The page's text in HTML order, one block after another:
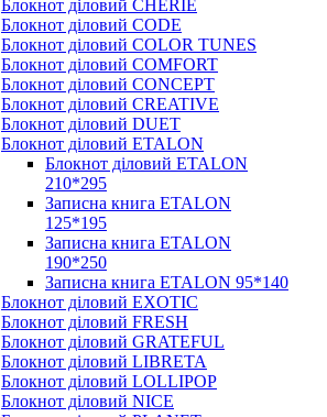
Блокнот діловий CHERIE
Блокнот діловий CODE
Блокнот діловий COLOR TUNES
Блокнот діловий COMFORT
Блокнот діловий CONCEPT
Блокнот діловий CREATIVE
Блокнот діловий DUET
Блокнот діловий ETALON
Блокнот діловий ETALON
210*295
Записна книга ETALON
125*195
Записна книга ETALON
190*250
Записна книга ETALON 95*140
Блокнот діловий EXOTIC
Блокнот діловий FRESH
Блокнот діловий GRATEFUL
Блокнот діловий LIBRETA
Блокнот діловий LOLLIPOP
Блокнот діловий NICE